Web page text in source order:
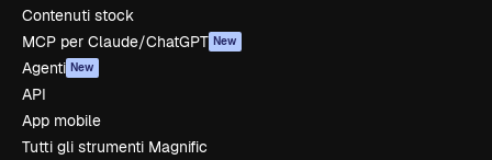
Contenuti stock
MCP per Claude/ChatGPT New
Agenti New
API
App mobile
Tutti gli strumenti Magnific